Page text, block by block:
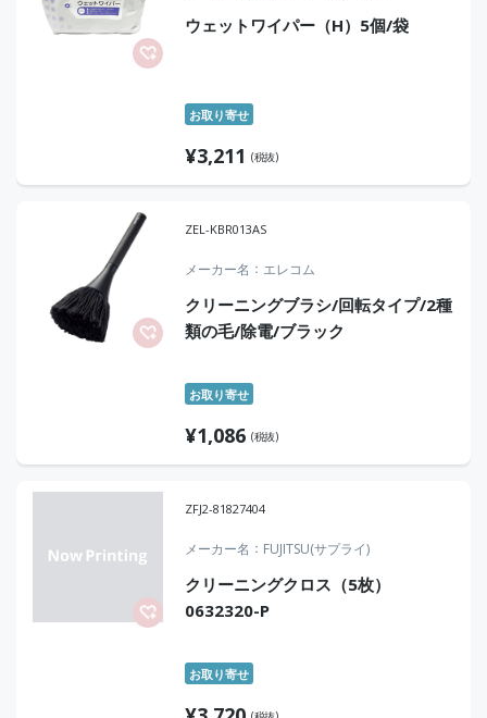
ウェットワイパー（H）5個/袋
お取り寄せ
¥3,211 (税抜)
ZEL-KBR013AS
メーカー名 エレコム
クリーニングブラシ/回転タイプ/2種
類の毛/除電/ブラック
お取り寄せ
¥1,086 (税抜)
ZFJ2-81827404
メーカー名 FUJITSU(サプライ)
クリーニングクロス（5枚）
0632320-P
お取り寄せ